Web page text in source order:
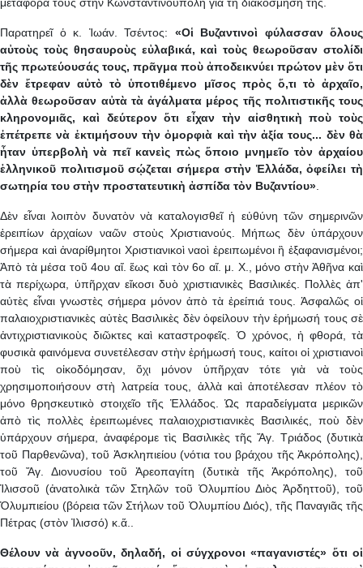
Παρατηρεῖ ὁ κ. Ἰωάν. Τσέντος: «Οἱ Βυζαντινοὶ φύλασσαν ὅλους
αὐτοὺς τοὺς θησαυροὺς εὐλαβικά, καὶ τοὺς θεωροῦσαν στολίδι
τῆς πρωτεύουσάς τους, πρᾶγμα ποὺ ἀποδεικνύει πρώτον μὲν ὅτι
δὲν ἔτρεφαν αὐτὸ τὸ ὑποτιθέμενο μῖσος πρὸς ὅ,τι τὸ ἀρχαῖο,
ἀλλὰ θεωροῦσαν αὐτὰ τὰ ἀγάλματα μέρος τῆς πολιτιστικῆς τους
κληρονομιᾶς, καὶ δεύτερον ὅτι εἶχαν τὴν αἰσθητικὴ ποὺ τοὺς
ἐπέτρεπε νὰ ἐκτιμήσουν τὴν ὀμορφιὰ καὶ τὴν ἀξία τους... δὲν θὰ
ἦταν ὑπερβολὴ νὰ πεῖ κανεὶς πὼς ὅποιο μνημεῖο τὸν ἀρχαίου
ἑλληνικοῦ πολιτισμοῦ σῴζεται σήμερα στὴν Ἑλλάδα, ὀφείλει τὴ
σωτηρία του στὴν προστατευτικὴ ἀσπίδα τὸν Βυζαντίου»
Δὲν εἶναι λοιπὸν δυνατὸν νὰ καταλογισθεῖ ἡ εὐθύνη τῶν σημερινῶν
ἐρειπίων ἀρχαίων ναῶν στοὺς Χριστιανούς. Μήπως δὲν ὑπάρχουν
σήμερα καὶ ἀναρίθμητοι Χριστιανικοὶ ναοὶ ἐρειπωμένοι ἢ ἐξαφανισμένοι;
Ἀπὸ τὰ μέσα τοῦ 4ου αἵ. ἕως καὶ τὸν 6ο αἵ. μ. Χ., μόνο στὴν Ἀθῆνα καὶ
τὰ περίχωρα, ὑπῆρχαν εἴκοσι δυὸ χριστιανικὲς Βασιλικές. Πολλὲς ἀπ'
αὐτὲς εἶναι γνωστὲς σήμερα μόνον ἀπὸ τὰ ἐρείπιά τους. Ἀσφαλῶς οἱ
παλαιοχριστιανικὲς αὐτὲς Βασιλικὲς δὲν ὀφείλουν τὴν ἐρήμωσή τους σὲ
ἀντιχριστιανικοὺς διῶκτες καὶ καταστροφεῖς. Ὁ χρόνος, ἠ φθορά, τὰ
φυσικὰ φαινόμενα συνετέλεσαν στὴν ἐρήμωσή τους, καίτοι οἱ χριστιανοὶ
ποὺ τὶς οἰκοδόμησαν, ὄχι μόνον ὑπῆρχαν τότε γιὰ νὰ τοὺς
χρησιμοποιήσουν στὴ λατρεία τους, ἀλλὰ καὶ ἀποτέλεσαν πλέον τὸ
μόνο θρησκευτικὸ στοιχεῖο τῆς Ἑλλάδος. Ὡς παραδείγματα μερικῶν
ἀπὸ τὶς πολλὲς ἐρειπωμένες παλαιοχριστιανικὲς Βασιλικές, ποὺ δὲν
ὑπάρχουν σήμερα, ἀναφέρομε τὶς Βασιλικὲς τῆς Ἄγ. Τριάδος (δυτικὰ
τοῦ Παρθενῶνα), τοῦ Ἀσκληπιείου (νότια του βράχου τῆς Ἀκρόπολης),
τοῦ Ἄγ. Διονυσίου τοῦ Ἀρεοπαγίτη (δυτικὰ τῆς Ἀκρόπολης), τοῦ
Ἰλισσοῦ (ἀνατολικὰ τῶν Στηλῶν τοῦ Ὀλυμπίου Διὸς Ἀρδηττοῦ), τοῦ
Ὀλυμπιείου (βόρεια τῶν Στήλων τοῦ Ὀλυμπίου Διός), τῆς Παναγιᾶς τῆς
Πέτρας (στὸν Ἰλισσό) κ.ἅ..
Θέλουν νὰ ἀγνοοῦν, δηλαδή, οἱ σύγχρονοι «παγανιστές» ὅτι οἱ